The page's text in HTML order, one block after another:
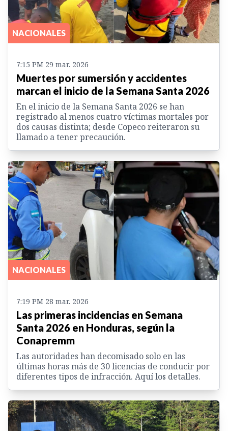
NACIONALES
7:15 PM 29 mar. 2026
Muertes por sumersión y accidentes
marcan el inicio de la Semana Santa 2026
En el inicio de la Semana Santa 2026 se han
registrado al menos cuatro víctimas mortales por
dos causas distinta; desde Copeco reiteraron su
llamado a tener precaución.
NACIONALES
7:19 PM 28 mar. 2026
Las primeras incidencias en Semana
Santa 2026 en Honduras, según la
Conapremm
Las autoridades han decomisado solo en las
últimas horas más de 30 licencias de conducir por
diferentes tipos de infracción. Aquí los detalles.